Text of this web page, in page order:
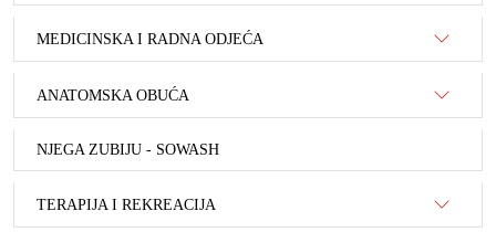
MEDICINSKA I RADNA ODJEĆA
ANATOMSKA OBUĆA
NJEGA ZUBIJU - SOWASH
TERAPIJA I REKREACIJA